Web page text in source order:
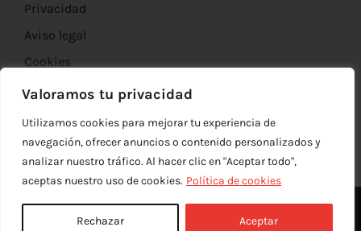
Valoramos tu privacidad
Utilizamos cookies para mejorar tu experiencia de
navegación, ofrecer anuncios o contenido personalizados y
analizar nuestro tráfico. Al hacer clic en "Aceptar todo",
aceptas nuestro uso de cookies. Política de cookies
Rechazar Aceptar
Privacidad
Aviso legal
Cookies
Devoluciones
© Copyright 2012 - 2026 | | Todos los derechos reservados